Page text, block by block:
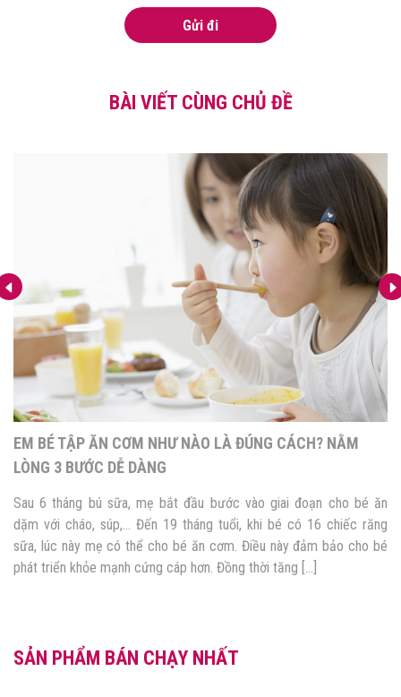
Gửi đi
BÀI VIẾT CÙNG CHỦ ĐỀ
EM BÉ TẬP ĂN CƠM NHƯ NÀO LÀ ĐÚNG CÁCH? NẰM
LÒNG 3 BƯỚC DỄ DÀNG
Sau 6 tháng bú sữa, mẹ bắt đầu bước vào giai đoạn cho bé ăn
dặm với cháo, súp,… Đến 19 tháng tuổi, khi bé có 16 chiếc răng
sữa, lúc này mẹ có thể cho bé ăn cơm. Điều này đảm bảo cho bé
phát triển khỏe mạnh cứng cáp hơn. Đồng thời tăng […]
SẢN PHẨM BÁN CHẠY NHẤT